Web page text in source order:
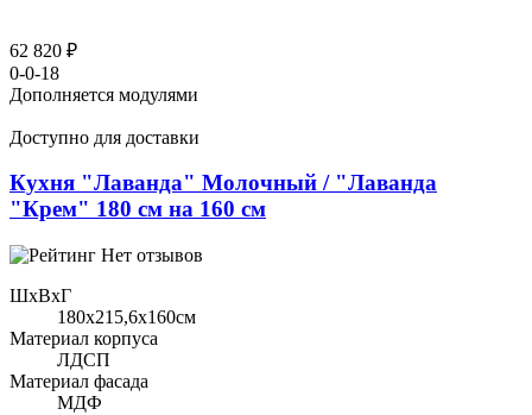
62 820 ₽
0-0-18
Дополняется модулями
Доступно для доставки
Кухня "Лаванда" Молочный / "Лаванда
"Крем" 180 см на 160 см
Нет отзывов
ШхВхГ
180x215,6х160см
Материал корпуса
ЛДСП
Материал фасада
МДФ